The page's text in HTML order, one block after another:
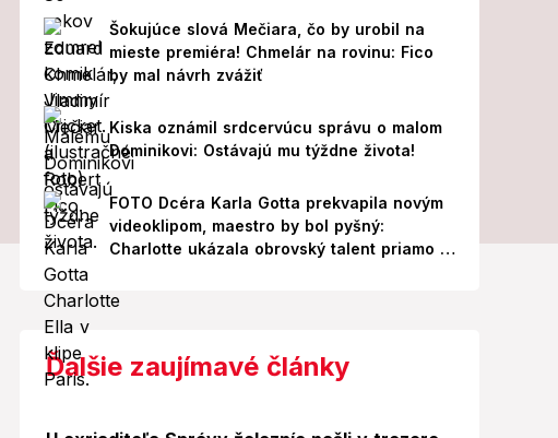
Šokujúce slová Mečiara, čo by urobil na
mieste premiéra! Chmelár na rovinu: Fico
by mal návrh zvážiť
Kiska oznámil srdcervúcu správu o malom
Dominikovi: Ostávajú mu týždne života!
FOTO Dcéra Karla Gotta prekvapila novým
videoklipom, maestro by bol pyšný:
Charlotte ukázala obrovský talent priamo v
Ďalšie zaujímavé články